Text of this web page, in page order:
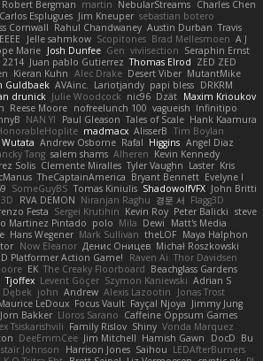
Robert Bergman martin NebularStreams Charles Chen
Carlos Esplugues Jim Kneuper sebastian botero
Cornwall Rahul Chandwaney Austin Durban Travis
Jelle sahmkow Scopitones Brad Mellesmoen A J
Marie Josh Dunfee Gen viviisection Seraphin Ernst
2214 Juan pablo Gutierrez Thomas Elrod ZED ZED
Kieran Kuhn Alec Drake Desert Viber MutantMike
Guldbaek AVAinc. Lariotjandy papi bless DRKRM
drunick Julie Woodcock nic96 Dzät Maxim Krioukov
Reese Moore nofreelunch 100 vagueish Infinitipo
NAN YI Paul Gleason Tales of Scale Hank Kaamura
madmacx AlisserB Tim Boylan
Wutata Andrew Osborne Rafal Higgins Angel Diaz
Tang salem shams Alheren Kevin Kennedy
Solis Clemente Miralles Tyler Vaughn Laster Kris
TheCaptainAmerica Bryant Bennett Evelyne I
SomeGuyBS Tomas Kiniulis ShadowolfVFX John Britti
RVA DEMON Niranjan Raghu 경문 서 Flagg3D
Festa Sergei Krutihin Kevin Roy Peter Balicki steve
Martinez Pintado polo Mila Dewi
Matt's Media
Hans Wegener Mark Sullivan theLOF Maya Halphon
Now Eleanor Денис Оницев Michał Roszkowski
Platformer Action Game!
Raven Ai Thor Davidsen
EK The Creaky Floorboard Beachglass Gardens
Tjoffex Levent Göçer Szymon Kaniewski Adrian S
Dębek john Andrew Alexis Lazootin
Jonas Trost
LeDoux Focus Vault Fayçal Njoya Jimmy Jung
Jorn Bakker Lloros Sarano Caffeine Oppsum Games
Tsiskarishvili Family Rislov Shiny Vonda Marquez
DeeEmmCee Jim Mitchell Hamish Gawn DocD Bu
Johnson Harrison Jones Saihou LEDAfterBurners